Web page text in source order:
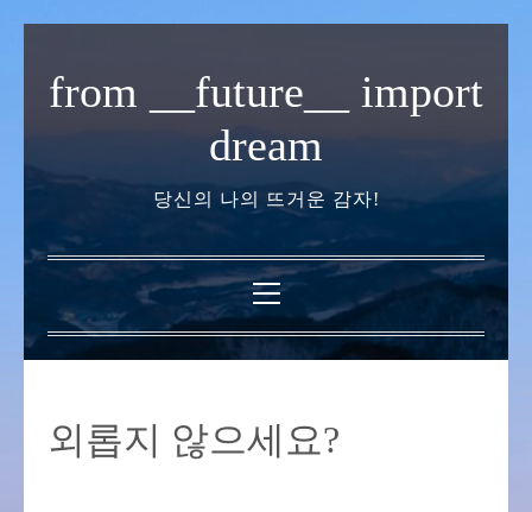
기
from __future__ import
dream
당신의 나의 뜨거운 감자!
기
본
메
뉴
외롭지 않으세요?